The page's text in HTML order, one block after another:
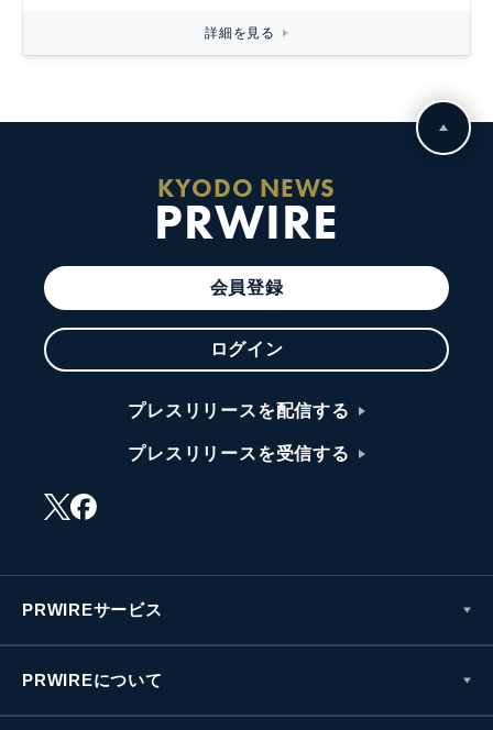
詳細を見る
KYODO NEWS
PRWIRE
会員登録
ログイン
プレスリリースを配信する
プレスリリースを受信する
PRWIREサービス
PRWIREについて